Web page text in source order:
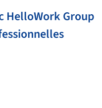
HelloWork Group